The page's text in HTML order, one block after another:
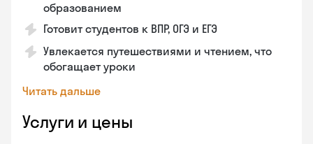
образованием
Готовит студентов к ВПР, ОГЭ и ЕГЭ
Увлекается путешествиями и чтением, что
обогащает уроки
Читать дальше
Услуги и цены